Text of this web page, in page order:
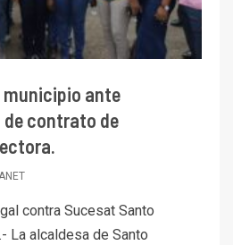
municipio ante
contrato de
contra Sucesat Santo
La alcaldesa de Santo